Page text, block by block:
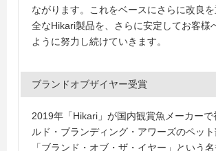
ながります。これをベースにさらに改良
全なHikari製品を、さらに安定してお客様
ように努力し続けていきます。
ブランドオブザイヤー受賞
2019年「Hikari」が国内観賞魚メーカーで
ルド・ブランディング・アワーズのペッ
「ブランド・オブ・ザ・イヤー」という